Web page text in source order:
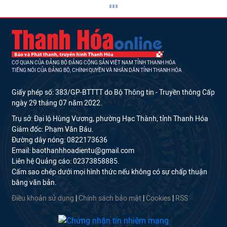
CƠ QUAN CỦA ĐẢNG BỘ ĐẢNG CỘNG SẢN VIỆT NAM TỈNH THANH HÓA
TIẾNG NÓI CỦA ĐẢNG BỘ, CHÍNH QUYỀN VÀ NHÂN DÂN TỈNH THANH HÓA
Giấy phép số: 383/GP-BTTTT do Bộ Thông tin - Truyền thông Cấp
ngày 29 tháng 07 năm 2022.
Trụ sở: Đại lộ Hùng Vương, phường Hạc Thành, tỉnh Thanh Hóa
Giám đốc: Phạm Văn Báu.
Đường dây nóng: 0822173636
Email: baothanhhoadientu@gmail.com
Liên hệ Quảng cáo: 02373858885.
Cấm sao chép dưới mọi hình thức nếu không có sự chấp thuận
bằng văn bản.
Điều khoản sử dụng Chính sách bảo mật Cookies RSS